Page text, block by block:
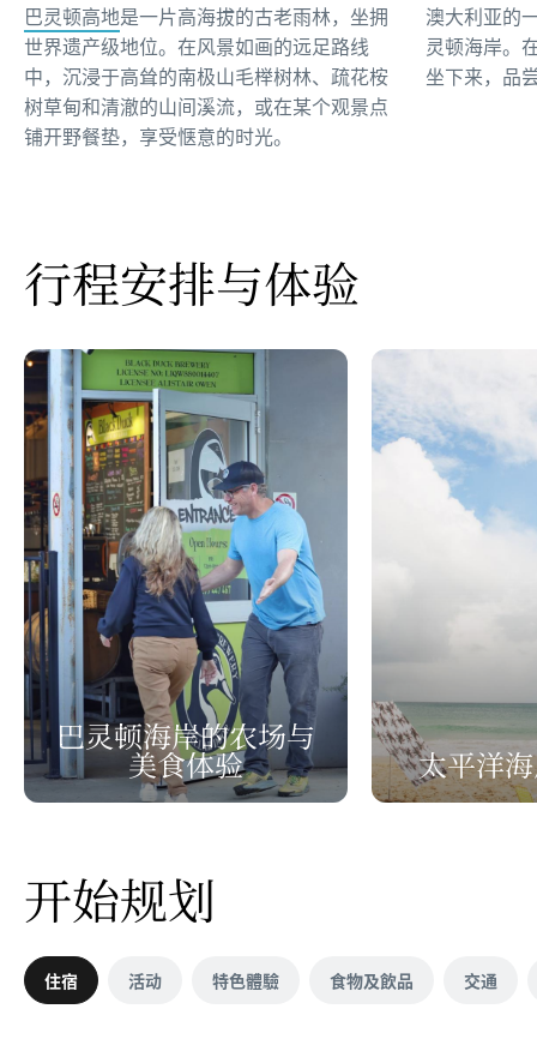
巴灵顿高地是一片高海拔的古老雨林，坐拥
世界遗产级地位。在风景如画的远足路线
中，沉浸于高耸的南极山毛榉树林、疏花桉
树草甸和清澈的山间溪流，或在某个观景点
铺开野餐垫，享受惬意的时光。
澳大利亚的
灵顿海岸。
坐下来，品
行程安排与体验
巴灵顿海岸的农场与
美食体验 太平洋
开始规划
住宿 活动 特色體驗 食物及飲品 交通